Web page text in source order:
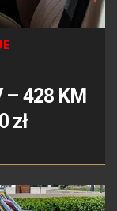
– 428 KM
zł